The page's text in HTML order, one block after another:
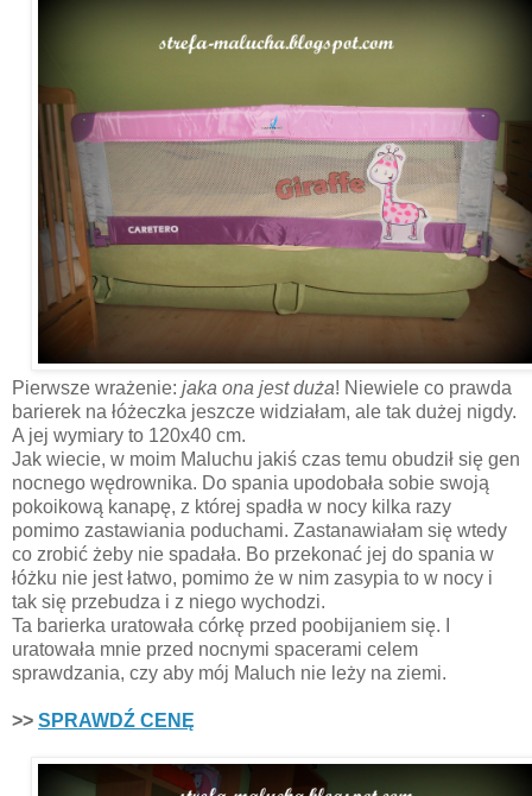
Pierwsze wrażenie: jaka ona jest duża! Niewiele co prawda
barierek na łóżeczka jeszcze widziałam, ale tak dużej nigdy.
A jej wymiary to 120x40 cm.
Jak wiecie, w moim Maluchu jakiś czas temu obudził się gen
nocnego wędrownika. Do spania upodobała sobie swoją
pokoikową kanapę, z której spadła w nocy kilka razy
pomimo zastawiania poduchami. Zastanawiałam się wtedy
co zrobić żeby nie spadała. Bo przekonać jej do spania w
łóżku nie jest łatwo, pomimo że w nim zasypia to w nocy i
tak się przebudza i z niego wychodzi.
Ta barierka uratowała córkę przed poobijaniem się. I
uratowała mnie przed nocnymi spacerami celem
sprawdzania, czy aby mój Maluch nie leży na ziemi.
>> SPRAWDŹ CENĘ